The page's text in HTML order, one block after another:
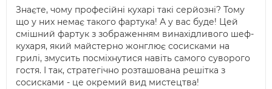
Знаєте, чому професійні кухарі такі серйозні? Тому
що у них немає такого фартука! А у вас буде! Цей
смішний фартук з зображенням винахідливого шеф-
кухаря, який майстерно жонглює сосисками на
грилі, змусить посміхнутися навіть самого суворого
гостя. І так, стратегічно розташована решітка з
сосисками - це окремий вид мистецтва!